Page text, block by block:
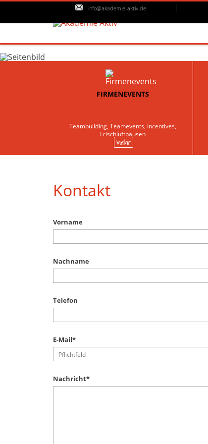
info@akademie-aktiv.de
FIRMENEVENTS
Teambuilding, Teamevents, Incentives,
Frischluftpausen
mehr
Kontakt
Vorname
Nachname
Telefon
E-Mail*
Nachricht*